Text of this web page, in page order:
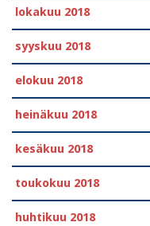
lokakuu 2018
syyskuu 2018
elokuu 2018
heinäkuu 2018
kesäkuu 2018
toukokuu 2018
huhtikuu 2018